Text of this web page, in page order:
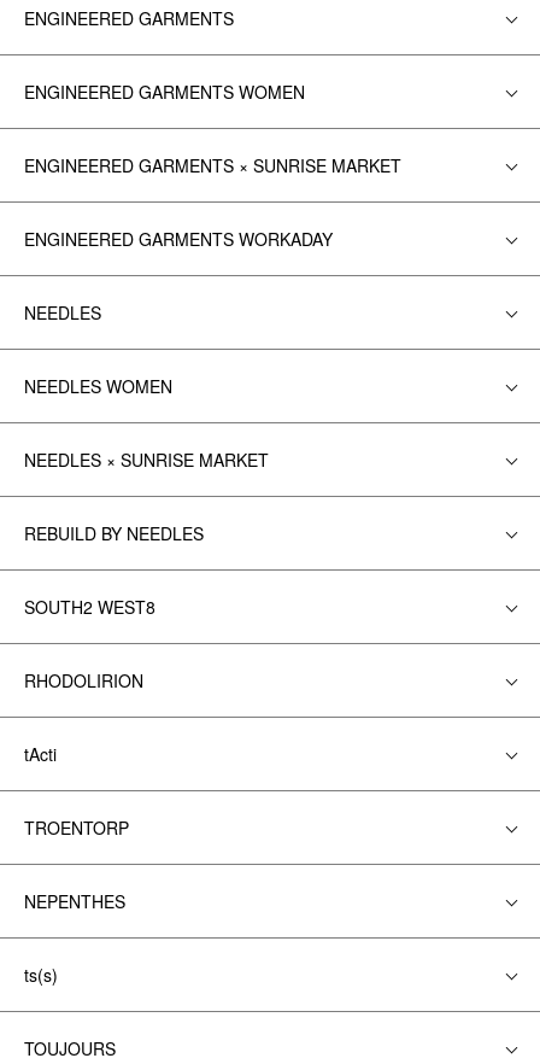
ENGINEERED GARMENTS
ENGINEERED GARMENTS WOMEN
ENGINEERED GARMENTS × SUNRISE MARKET
ENGINEERED GARMENTS WORKADAY
NEEDLES
NEEDLES WOMEN
NEEDLES × SUNRISE MARKET
REBUILD BY NEEDLES
SOUTH2 WEST8
RHODOLIRION
tActi
TROENTORP
NEPENTHES
ts(s)
TOUJOURS